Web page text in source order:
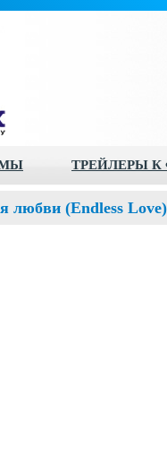
ТРЕЙЛЕРЫ
любви (Endless